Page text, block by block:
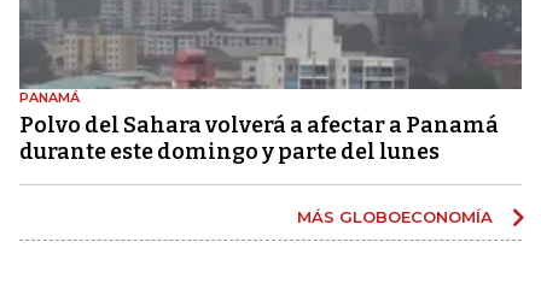
PANAMÁ
Polvo del Sahara volverá a afectar a Panamá
durante este domingo y parte del lunes
MÁS GLOBOECONOMÍA